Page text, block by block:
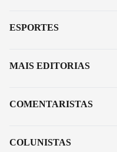
ESPORTES
MAIS EDITORIAS
COMENTARISTAS
COLUNISTAS